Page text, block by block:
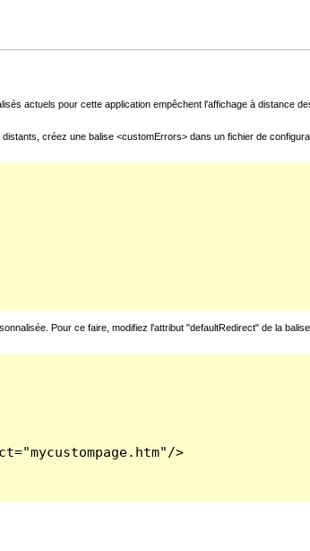
actuels pour cette application empêchent l'affichage à distance
créez une balise <customErrors> dans un fichier de
Pour ce faire, modifiez l'attribut "defaultRedirect" de la
>